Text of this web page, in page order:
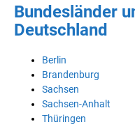
Bundesländer
Deutschland
Berlin
Brandenburg
Sachsen
Sachsen-Anhalt
Thüringen